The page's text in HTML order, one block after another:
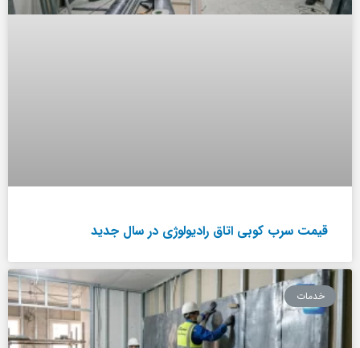
قیمت سرب کوبی اتاق رادیولوژی در سال جدید
خدمات